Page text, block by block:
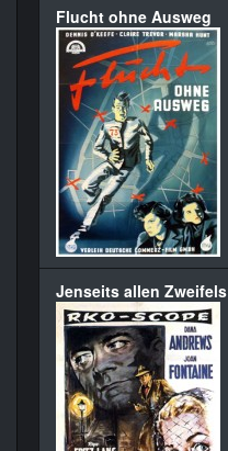
Flucht ohne Ausweg
Jenseits allen Zweifels